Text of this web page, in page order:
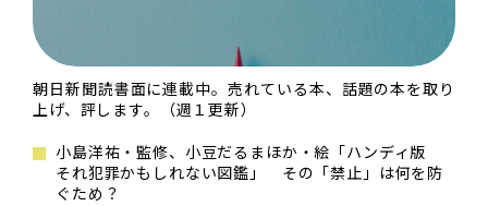
朝日新聞読書面に連載中。売れている本、話題の本を取り
上げ、評します。（週１更新）
小島洋祐・監修、小豆だるまほか・絵「ハンディ版
それ犯罪かもしれない図鑑」 その「禁止」は何を防
ぐため？